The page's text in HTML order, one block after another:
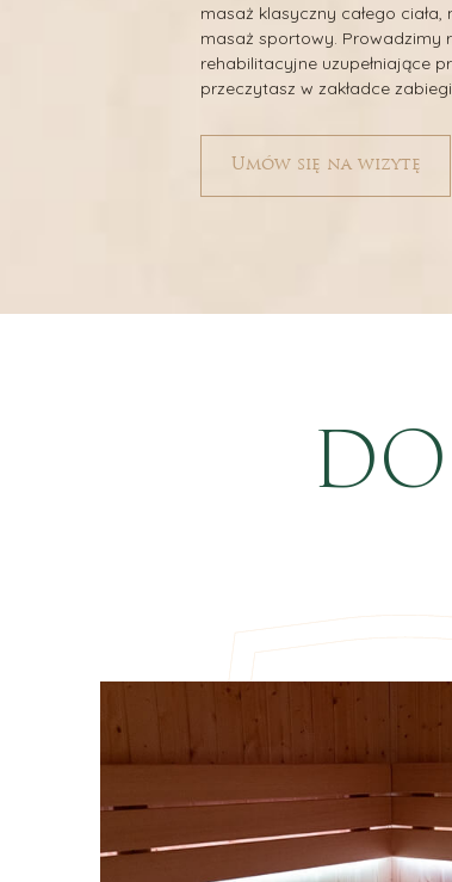
masaż klasyczny całego
masaż sportowy. Prowadzimy
rehabilitacyjne uzupełniające
przeczytasz w zakładce
Umów się na wizytę